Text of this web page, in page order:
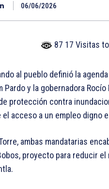
06/06/2026
87 17 Visitas
al pueblo definió la
Pardo y la gobernadora
protección contra
acceso a un empleo digno
ambas mandatarias
proyecto para reducir